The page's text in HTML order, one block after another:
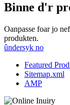
Binne d'r
Oanpasse foar jo
produkten.
ûndersyk no
Featured
Sitemap.xml
AMP